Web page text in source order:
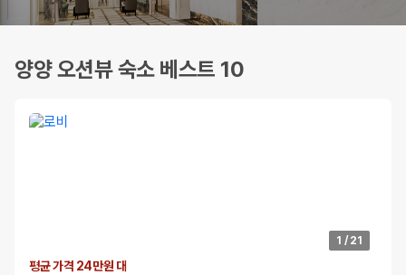
양양 오션뷰 숙소 베스트 10
1 / 21
평균 가격 24만원 대